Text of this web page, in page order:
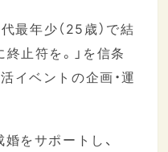
最年少（25歳）で結
止符を。」を信条
イベントの企画・運
をサポートし、